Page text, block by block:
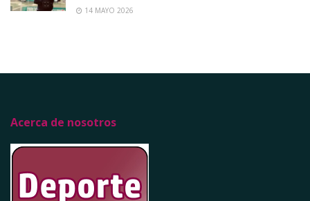
14 MAYO 2026
Acerca de nosotros